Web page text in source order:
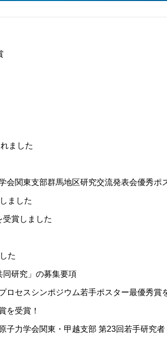
ー研究所
ました
会関東支部群馬地区研究交流発表会優秀ポ
ました
受賞しました
た
研究」の募集要項
ロセスシンポジウム若手ポスター最優秀賞
を受賞！
子力学会関東・甲越支部 第23回若手研究